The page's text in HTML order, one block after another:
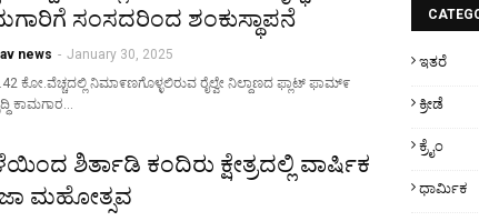
ಸಂಸದರಿಂದ ಶಂಕುಸ್ಥಾಪನೆ
news - January 30, 2025
ಕೋ.ವೆಚ್ಚದಲ್ಲಿ ನಿಮಾ೯ಣಗೊಳ್ಳಲಿರುವ ರೈಲ್ವೇ ನಿಲ್ದಾಣದ ಫ್ಲಾಟ್ ಫಾಮ್೯
ಕಾಮಗಾರ…
ಶಿರ್ತಾಡಿ ಕಂದಿರು ಕ್ಷೇತ್ರದಲ್ಲಿ ವಾರ್ಷಿಕ
ಮಹೋತ್ಸವ
ಇತರೆ
ಕ್ರೀಡೆ
ಕ್ರೈಂ
ಧಾರ್ಮಿಕ